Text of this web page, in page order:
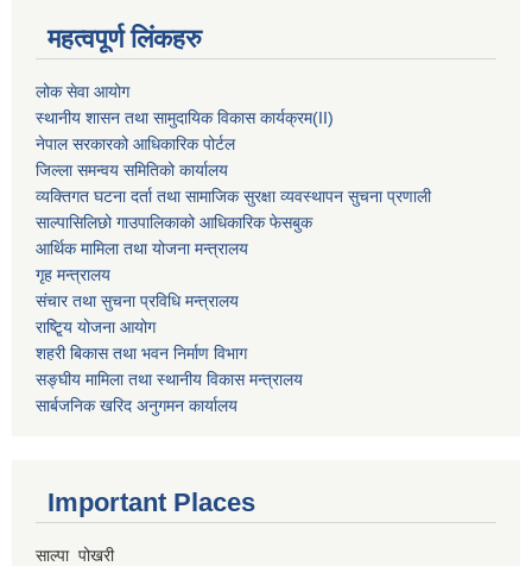
महत्वपूर्ण लिंकहरु
लोक सेवा आयोग
स्थानीय शासन तथा सामुदायिक विकास कार्यक्रम(II)
नेपाल सरकारको आधिकारिक पोर्टल
जिल्ला समन्वय समितिको कार्यालय
व्यक्तिगत घटना दर्ता तथा सामाजिक सुरक्षा व्यवस्थापन सुचना प्रणाली
साल्पासिलिछो गाउपालिकाको आधिकारिक फेसबुक
आर्थिक मामिला तथा योजना मन्त्रालय
गृह मन्त्रालय
संचार तथा सुचना प्रविधि मन्त्रालय
राष्टि्ृय योजना आयोग
शहरी बिकास तथा भवन निर्माण विभाग
सङ्घीय मामिला तथा स्थानीय विकास मन्त्रालय
सार्बजनिक खरिद अनुगमन कार्यालय
Important Places
साल्पा पोखरी